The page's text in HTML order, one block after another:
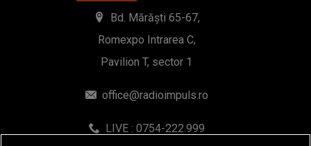
WhatsApp: 0754-222.999
© 2019-2026 DOGAN MEDIA INTERNATIONAL SA, Toate